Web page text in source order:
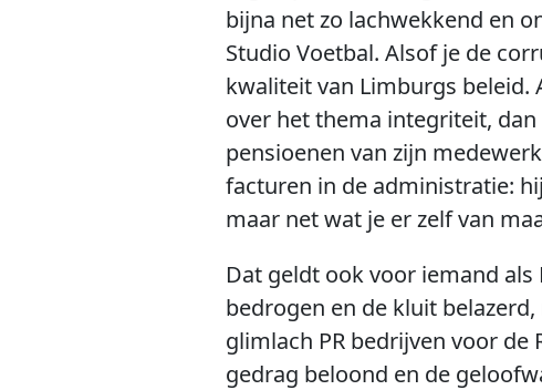
bijna net zo lachwekkend en
Studio Voetbal. Alsof je de
kwaliteit van Limburgs beleid.
over het thema integriteit,
pensioenen van zijn
facturen in de administratie:
maar net wat je er zelf van
Dat geldt ook voor iemand
bedrogen en de kluit
glimlach PR bedrijven voor
gedrag beloond en de